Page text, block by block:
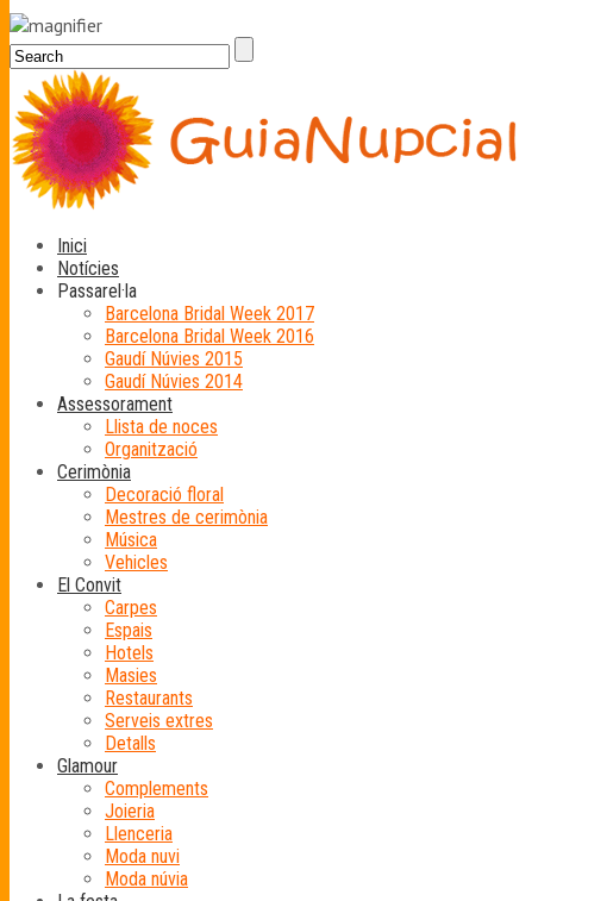
Inici
Notícies
Passarel·la
Barcelona Bridal Week 2017
Barcelona Bridal Week 2016
Gaudí Núvies 2015
Gaudí Núvies 2014
Assessorament
Llista de noces
Organització
Cerimònia
Decoració floral
Mestres de cerimònia
Música
Vehicles
El Convit
Carpes
Espais
Hotels
Masies
Restaurants
Serveis extres
Detalls
Glamour
Complements
Joieria
Llenceria
Moda nuvi
Moda núvia